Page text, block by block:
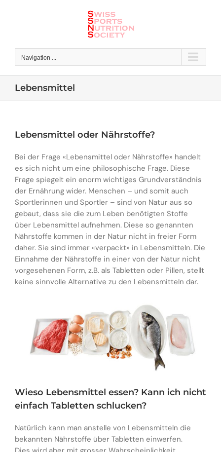
Navigation ...
Lebensmittel
Lebensmittel oder Nährstoffe?
Bei der Frage «Lebensmittel oder Nährstoffe» handelt
es sich nicht um eine philosophische Frage. Diese
Frage spiegelt ein enorm wichtiges Grundverständnis
der Ernährung wider. Menschen – und somit auch
Sportlerinnen und Sportler – sind von Natur aus so
gebaut, dass sie die zum Leben benötigten Stoffe
über Lebensmittel aufnehmen. Diese so genannten
Nährstoffe kommen in der Natur nicht in freier Form
daher. Sie sind immer «verpackt» in Lebensmitteln. Die
Einnahme der Nährstoffe in einer von der Natur nicht
vorgesehenen Form, z.B. als Tabletten oder Pillen, stellt
keine sinnvolle Alternative zu den Lebensmitteln dar.
Wieso Lebensmittel essen? Kann ich nicht
einfach Tabletten schlucken?
Natürlich kann man anstelle von Lebensmitteln die
bekannten Nährstoffe über Tabletten einwerfen.